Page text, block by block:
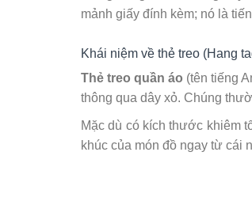
mảnh giấy đính kèm; nó là
Khái niệm về thẻ treo (Hang
Thẻ treo quần áo (tên tiếng
thông qua dây xỏ. Chúng
Mặc dù có kích thước khiêm
khúc của món đồ ngay từ cái